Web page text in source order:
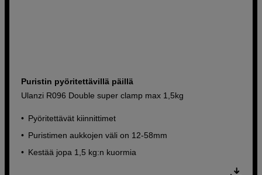
Puristin pyöritettävillä päillä
Ulanzi R096 Double super clamp max 1,5kg
Pyöritettävät kiinnittimet
Puristimen aukkojen väli on 12-58mm
Kestää jopa 1,5 kg:n kuormia